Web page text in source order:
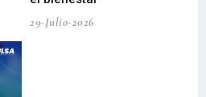
29-Julio-2026